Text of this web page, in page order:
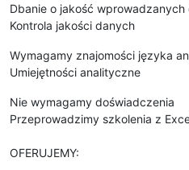
Dbanie o jakość wprowadzanych
Kontrola jakości danych
Wymagamy znajomości języka
Umiejętności analityczne
Nie wymagamy doświadczenia
Przeprowadzimy szkolenia z
OFERUJEMY: